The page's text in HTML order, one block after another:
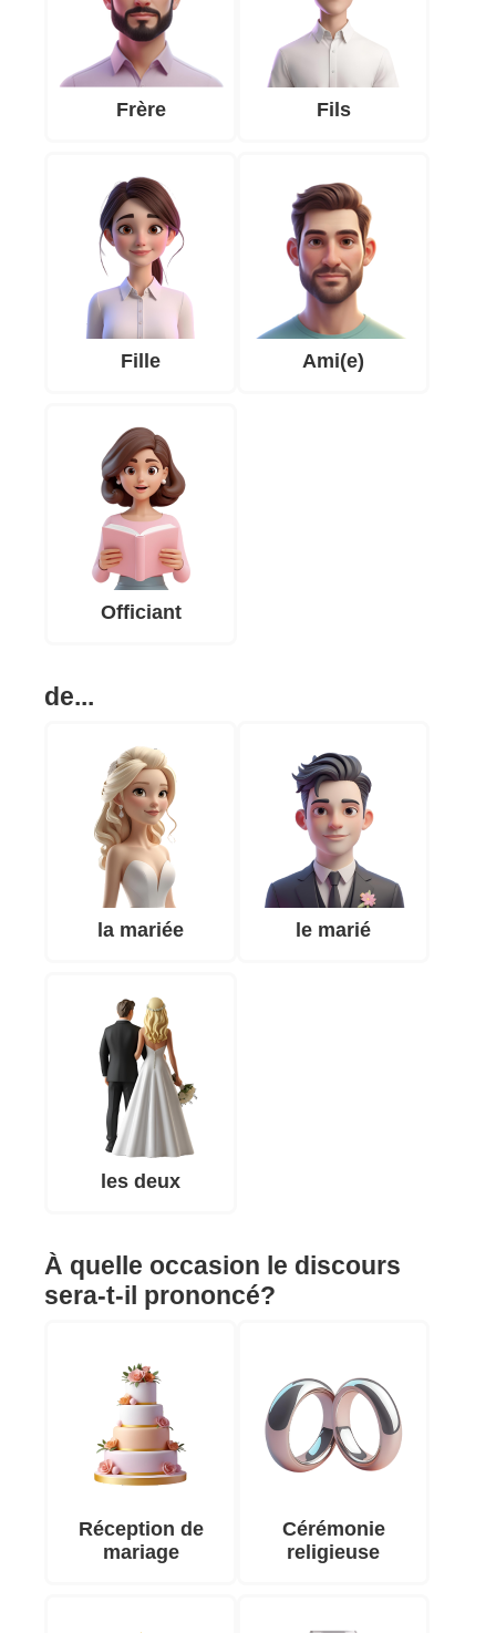
Frère Fils
Fille Ami(e)
Officiant
de...
la mariée le marié
les deux
À quelle occasion le discours
sera-t-il prononcé?
Réception de
mariage
Cérémonie
religieuse